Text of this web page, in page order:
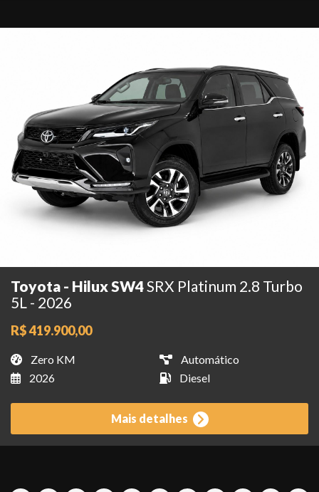
Toyota - Hilux SW4SRX Platinum 2.8 Turbo
5L - 2026
R$ 419.900,00
Zero KM
Automático
2026
Diesel
Mais detalhes